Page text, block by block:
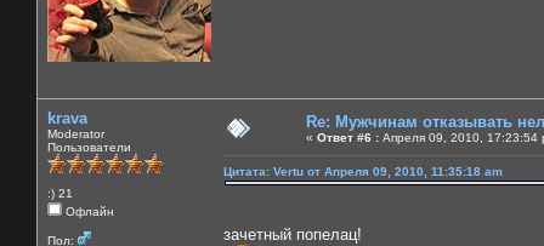
krava
Moderator
Пользователи
:) 21
Офлайн
Пол:
Re: Мужчинам отказывать
« Ответ #6 : Апреля 09, 2010, 17:23:54
Цитата: Vertu от Апреля 09, 2010, 11:35:18 am
зачетный попелац!